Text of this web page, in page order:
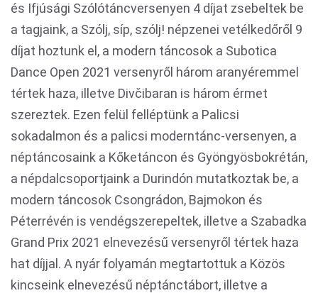
és Ifjúsági Szólótáncversenyen 4 díjat zsebeltek be
a tagjaink, a Szólj, síp, szólj! népzenei vetélkedőről 9
díjat hoztunk el, a modern táncosok a Subotica
Dance Open 2021 versenyről három aranyéremmel
tértek haza, illetve Divčibaran is három érmet
szereztek. Ezen felül felléptünk a Palicsi
sokadalmon és a palicsi moderntánc-versenyen, a
néptáncosaink a Kőketáncon és Gyöngyösbokrétán,
a népdalcsoportjaink a Durindón mutatkoztak be, a
modern táncosok Csongrádon, Bajmokon és
Péterrévén is vendégszerepeltek, illetve a Szabadka
Grand Prix 2021 elnevezésű versenyről tértek haza
hat díjjal. A nyár folyamán megtartottuk a Közös
kincseink elnevezésű néptánctábort, illetve a